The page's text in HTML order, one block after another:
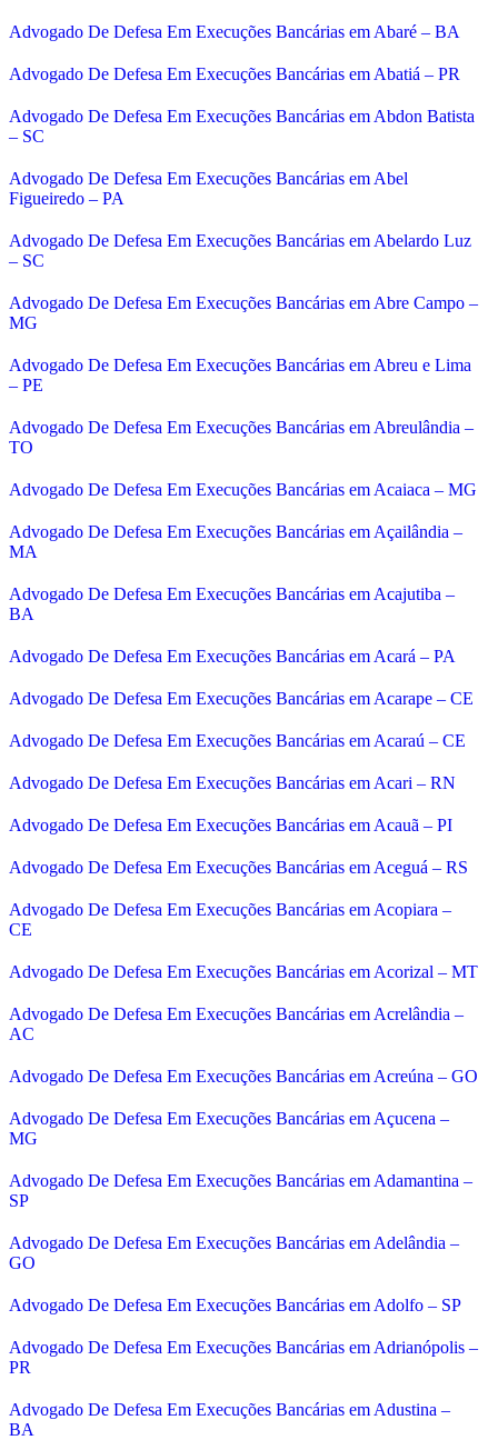
Advogado De Defesa Em Execuções Bancárias em Abaré – BA
Advogado De Defesa Em Execuções Bancárias em Abatiá – PR
Advogado De Defesa Em Execuções Bancárias em Abdon Batista
– SC
Advogado De Defesa Em Execuções Bancárias em Abel
Figueiredo – PA
Advogado De Defesa Em Execuções Bancárias em Abelardo Luz
– SC
Advogado De Defesa Em Execuções Bancárias em Abre Campo –
MG
Advogado De Defesa Em Execuções Bancárias em Abreu e Lima
– PE
Advogado De Defesa Em Execuções Bancárias em Abreulândia –
TO
Advogado De Defesa Em Execuções Bancárias em Acaiaca – MG
Advogado De Defesa Em Execuções Bancárias em Açailândia –
MA
Advogado De Defesa Em Execuções Bancárias em Acajutiba –
BA
Advogado De Defesa Em Execuções Bancárias em Acará – PA
Advogado De Defesa Em Execuções Bancárias em Acarape – CE
Advogado De Defesa Em Execuções Bancárias em Acaraú – CE
Advogado De Defesa Em Execuções Bancárias em Acari – RN
Advogado De Defesa Em Execuções Bancárias em Acauã – PI
Advogado De Defesa Em Execuções Bancárias em Aceguá – RS
Advogado De Defesa Em Execuções Bancárias em Acopiara –
CE
Advogado De Defesa Em Execuções Bancárias em Acorizal – MT
Advogado De Defesa Em Execuções Bancárias em Acrelândia –
AC
Advogado De Defesa Em Execuções Bancárias em Acreúna – GO
Advogado De Defesa Em Execuções Bancárias em Açucena –
MG
Advogado De Defesa Em Execuções Bancárias em Adamantina –
SP
Advogado De Defesa Em Execuções Bancárias em Adelândia –
GO
Advogado De Defesa Em Execuções Bancárias em Adolfo – SP
Advogado De Defesa Em Execuções Bancárias em Adrianópolis –
PR
Advogado De Defesa Em Execuções Bancárias em Adustina –
BA